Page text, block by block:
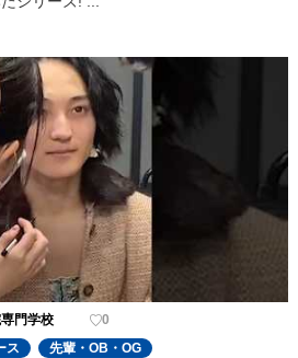
門学校
0
ス 先輩・OB・OG